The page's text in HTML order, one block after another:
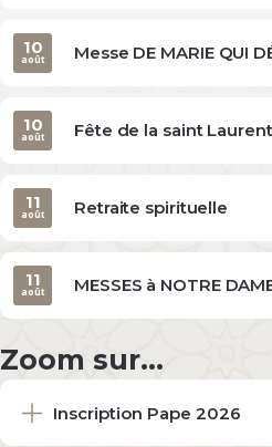
Messe DE MARIE QUI
10
août
Fête de la saint Laurent
10
août
Retraite spirituelle
11
août
MESSES à NOTRE
11
août
Zoom sur...
Inscription Pape 2026